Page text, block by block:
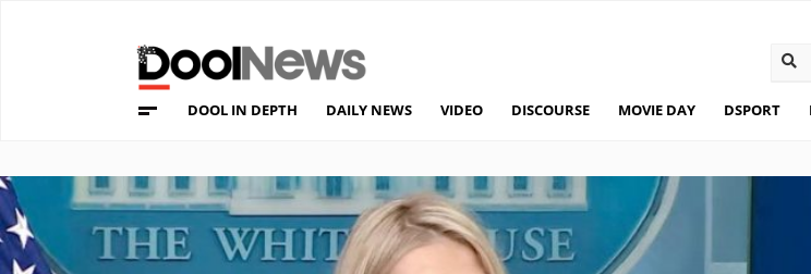
DOOL IN DEPTH DAILY NEWS VIDEO DISCOURSE MOVIE DAY DSPORT